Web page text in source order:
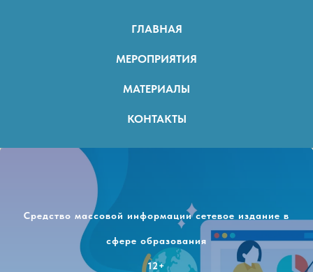
ГЛАВНАЯ
МЕРОПРИЯТИЯ
МАТЕРИАЛЫ
КОНТАКТЫ
Средство массовой информации сетевое издание в
сфере образования
12+